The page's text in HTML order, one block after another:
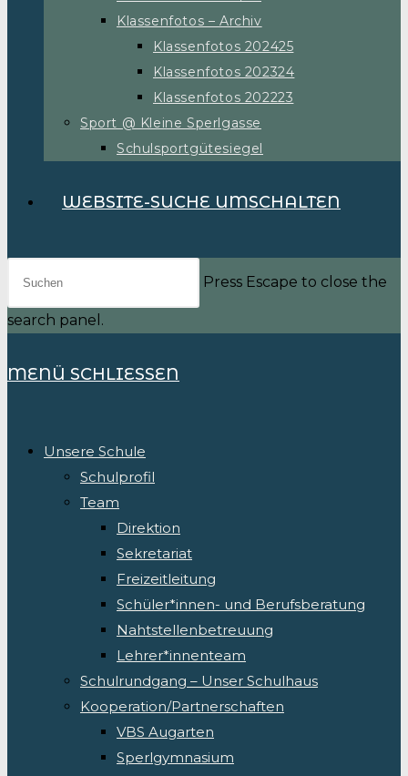
Klassenfotos – Archiv
Klassenfotos 202425
Klassenfotos 202324
Klassenfotos 202223
Sport @ Kleine Sperlgasse
Schulsportgütesiegel
WEBSITE-SUCHE UMSCHALTEN
Press Escape to close the
search panel.
MENÜ SCHLIESSEN
Unsere Schule
Schulprofil
Team
Direktion
Sekretariat
Freizeitleitung
Schüler*innen- und Berufsberatung
Nahtstellenbetreuung
Lehrer*innenteam
Schulrundgang – Unser Schulhaus
Kooperation/Partnerschaften
VBS Augarten
Sperlgymnasium